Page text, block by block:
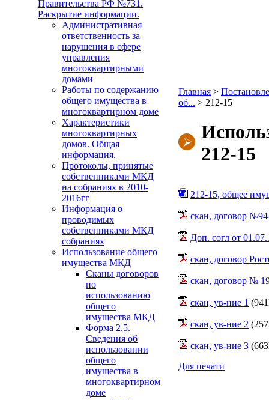
Правительства РФ №731.
Раскрытие информации.
Административная
ответственность за
нарушения в сфере
управления
многоквартирными
домами
Работы по содержанию
общего имущества в
многоквартирном доме
Характеристики
многоквартирных
домов. Общая
информация.
Протоколы, принятые
собственниками МКД
на собраниях в 2010-
2016гг
Информация о
проводимых
собственниками МКД
собраниях
Использование общего
имущества МКД
Сканы договоров
по
использованию
общего
имущества МКД
Форма 2.5.
Сведения об
использовании
общего
имущества в
многоквартирном
доме
Главная >
об... > 212-15
212-15
212-15, общее
скан, договор
Доп. согл от
скан, договор
скан, договор №
скан, ув-ние 1
скан, ув-ние 2
скан, ув-ние 3
Для печати